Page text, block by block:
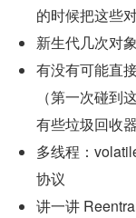
的时候把这些
新生代几次对
有没有可能直
（第一次碰到
有些垃圾回收
多线程：
协议
讲一讲